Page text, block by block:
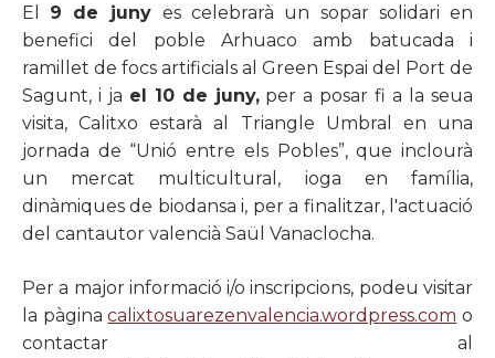
El 9 de juny es celebrarà un sopar solidari en
benefici del poble Arhuaco amb batucada i
ramillet de focs artificials al Green Espai del Port de
Sagunt, i ja el 10 de juny,per a posar fi a la seua
visita, Calitxo estarà al Triang le Umbral en una
jornada de “Unió entre els Pobles”, que inclourà
un mercat multicultural, ioga en família,
dinàmiques de biodansa i, per a finalitzar, l'actuació
del cantautor valencià Saül Vanaclocha.
Per a major informació i/o inscripcions, podeu visitar
la pàginacalixtosuarezenvalencia.wordpress.com o
contactar al